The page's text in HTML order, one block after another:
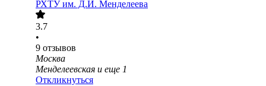
РХТУ им. Д.И. Менделеева
3.7
•
9 отзывов
Москва
Менделеевская и еще 1
Откликнуться